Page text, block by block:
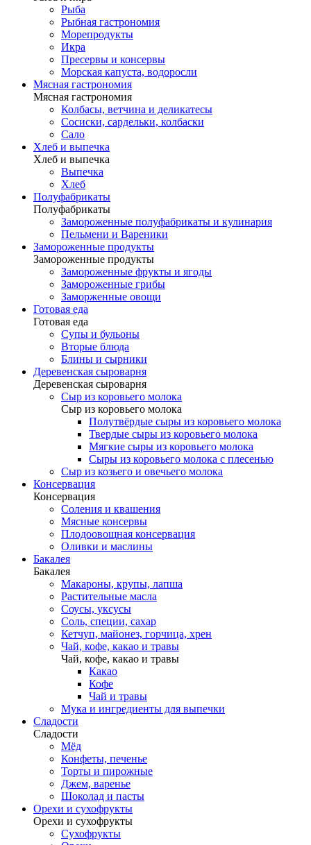
Рыба
Рыбная гастрономия
Морепродукты
Икра
Пресервы и консервы
Морская капуста, водоросли
Мясная гастрономия
Мясная гастрономия
Колбасы, ветчина и деликатесы
Сосиски, сардельки, колбаски
Сало
Хлеб и выпечка
Хлеб и выпечка
Выпечка
Хлеб
Полуфабрикаты
Полуфабрикаты
Замороженные полуфабрикаты и кулинария
Пельмени и Вареники
Замороженные продукты
Замороженные продукты
Замороженные фрукты и ягоды
Замороженные грибы
Заморженные овощи
Готовая еда
Готовая еда
Супы и бульоны
Вторые блюда
Блины и сырники
Деревенская сыроварня
Деревенская сыроварня
Сыр из коровьего молока
Сыр из коровьего молока
Полутвёрдые сыры из коровьего молока
Твердые сыры из коровьего молока
Мягкие сыры из коровьего молока
Сыры из коровьего молока с плесенью
Сыр из козьего и овечьего молока
Консервация
Консервация
Соления и квашения
Мясные консервы
Плодоовощная консервация
Оливки и маслины
Бакалея
Бакалея
Макароны, крупы, лапша
Растительные масла
Соусы, уксусы
Соль, специи, сахар
Кетчуп, майонез, горчица, хрен
Чай, кофе, какао и травы
Чай, кофе, какао и травы
Какао
Кофе
Чай и травы
Мука и ингредиенты для выпечки
Сладости
Сладости
Мёд
Конфеты, печенье
Торты и пирожные
Джем, варенье
Шоколад и пасты
Орехи и сухофрукты
Орехи и сухофрукты
Сухофрукты